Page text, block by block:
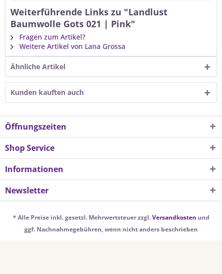
Weiterführende Links zu "Landlust
Baumwolle Gots 021 | Pink"
Fragen zum Artikel?
Weitere Artikel von Lana Grossa
Ähnliche Artikel
Kunden kauften auch
Öffnungszeiten
Shop Service
Informationen
Newsletter
* Alle Preise inkl. gesetzl. Mehrwertsteuer zzgl.Versandkosten und
ggf. Nachnahmegebühren, wenn nicht anders beschrieben